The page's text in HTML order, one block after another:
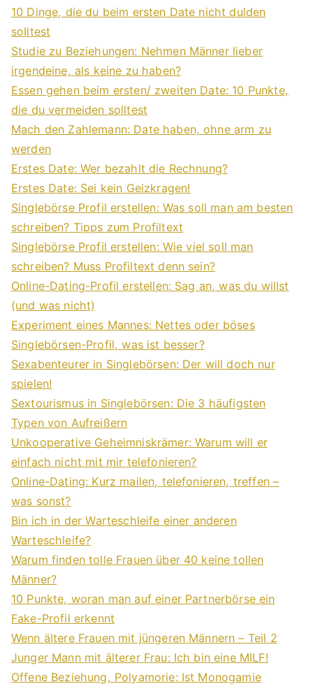
10 Dinge, die du beim ersten Date nicht dulden
solltest
Studie zu Beziehungen: Nehmen Männer lieber
irgendeine, als keine zu haben?
Essen gehen beim ersten/ zweiten Date: 10 Punkte,
die du vermeiden solltest
Mach den Zahlemann: Date haben, ohne arm zu
werden
Erstes Date: Wer bezahlt die Rechnung?
Erstes Date: Sei kein Geizkragen!
Singlebörse Profil erstellen: Was soll man am besten
schreiben? Tipps zum Profiltext
Singlebörse Profil erstellen: Wie viel soll man
schreiben? Muss Profiltext denn sein?
Online-Dating-Profil erstellen: Sag an, was du willst
(und was nicht)
Experiment eines Mannes: Nettes oder böses
Singlebörsen-Profil, was ist besser?
Sexabenteurer in Singlebörsen: Der will doch nur
spielen!
Sextourismus in Singlebörsen: Die 3 häufigsten
Typen von Aufreißern
Unkooperative Geheimniskrämer: Warum will er
einfach nicht mit mir telefonieren?
Online-Dating: Kurz mailen, telefonieren, treffen –
was sonst?
Bin ich in der Warteschleife einer anderen
Warteschleife?
Warum finden tolle Frauen über 40 keine tollen
Männer?
10 Punkte, woran man auf einer Partnerbörse ein
Fake-Profil erkennt
Wenn ältere Frauen mit jüngeren Männern – Teil 2
Junger Mann mit älterer Frau: Ich bin eine MILF!
Offene Beziehung, Polyamorie: Ist Monogamie